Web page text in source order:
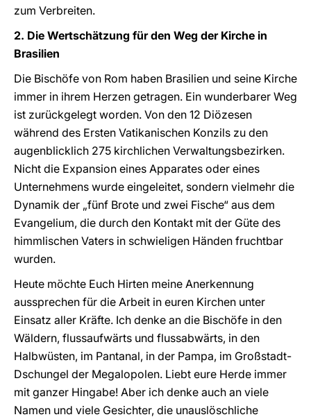
zum Verbreiten.
2. Die Wertschätzung für den Weg der Kirche in
Brasilien
Die Bischöfe von Rom haben Brasilien und seine Kirche
immer in ihrem Herzen getragen. Ein wunderbarer Weg
ist zurückgelegt worden. Von den 12 Diözesen
während des Ersten Vatikanischen Konzils zu den
augenblicklich 275 kirchlichen Verwaltungsbezirken.
Nicht die Expansion eines Apparates oder eines
Unternehmens wurde eingeleitet, sondern vielmehr die
Dynamik der „fünf Brote und zwei Fische“ aus dem
Evangelium, die durch den Kontakt mit der Güte des
himmlischen Vaters in schwieligen Händen fruchtbar
wurden.
Heute möchte Euch Hirten meine Anerkennung
aussprechen für die Arbeit in euren Kirchen unter
Einsatz aller Kräfte. Ich denke an die Bischöfe in den
Wäldern, flussaufwärts und flussabwärts, in den
Halbwüsten, im Pantanal, in der Pampa, im Großstadt-
Dschungel der Megalopolen. Liebt eure Herde immer
mit ganzer Hingabe! Aber ich denke auch an viele
Namen und viele Gesichter, die unauslöschliche